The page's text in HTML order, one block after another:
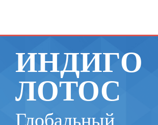
ИНДИГО
ЛОТОС
Глобальный